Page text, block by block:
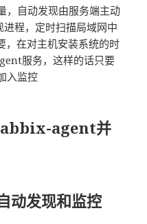
，自动发现由服务端主动
程，定时扫描局域网中
，在对主机安装系统的时
服务，这样的话只要
入监控
agent并
发现和监控